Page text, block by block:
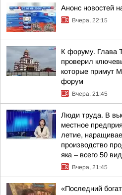
Анонс новостей
Вчера, 22:15
К форуму. Глава
проверил
которые примут
форум
Вчера, 21:45
Люди труда. В
местное
летие,
производство
яка – всего 50
Вчера, 21:45
«Последний